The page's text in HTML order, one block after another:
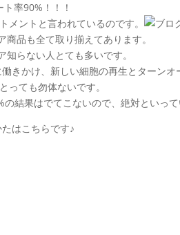
率90%！！！
メントと言われているのです。
品も全て取り揃えてあります。
らない人とても多いです。
きかけ、新しい細胞の再生とターン
っても勿体ないです。
結果はでてこないので、絶対といっ
はこちらです♪